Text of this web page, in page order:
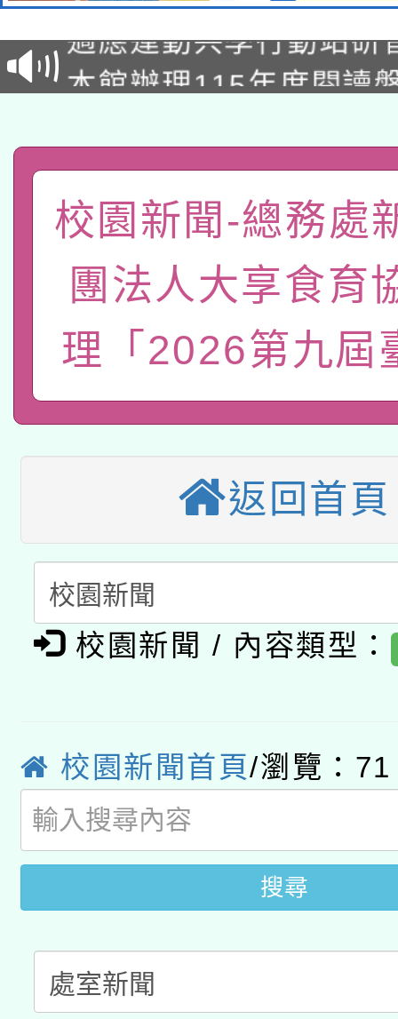
招甄選結果公告(無人
招)
本館辦理115年度閱讀
礎課程
「數位內容與教學軟體
有關大陸委員會函釋公
薪期間赴陸應申請許可
轉知經濟部水利署委託
業技術研究院辦理「
用水績優單位及節水達
115年8月22日(星期六
本校115學年度第2次
招甄選結果公告(無人
適應運動共學行動站研
本館辦理115年度閱讀
暨閱讀推動專業研習
科技賦能─人工智慧
礎課程
A3數位素養講師名單
「數位內容與教學軟
業技術研究院辦理「
用水績優單位及節水達
115年8月22日(星期六
桃園市孔廟祈福系列
開 智慧啟航」
2026年桃園地景藝術
校園新聞-總務處
團法人大享食育
理「2026第九屆
返回首頁
校園新聞 / 內容類型：
校園新聞首頁/瀏覽：71
搜尋